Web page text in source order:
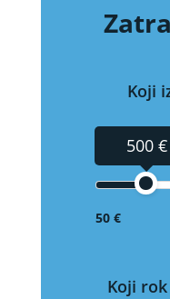
Koji
500 €
50 €
Koji